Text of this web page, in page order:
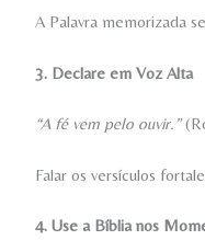
A Palavra memorizada
3. Declare em Voz Alta
“A fé vem pelo ouvir.”
Falar os versículos
4. Use a Bíblia nos